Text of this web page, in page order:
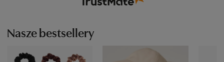
Nasze bestsellery